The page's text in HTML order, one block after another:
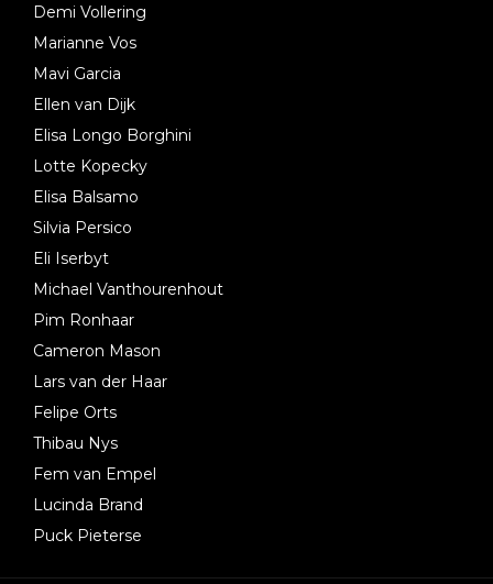
Demi Vollering
Marianne Vos
Mavi Garcia
Ellen van Dijk
Elisa Longo Borghini
Lotte Kopecky
Elisa Balsamo
Silvia Persico
Eli Iserbyt
Michael Vanthourenhout
Pim Ronhaar
Cameron Mason
Lars van der Haar
Felipe Orts
Thibau Nys
Fem van Empel
Lucinda Brand
Puck Pieterse